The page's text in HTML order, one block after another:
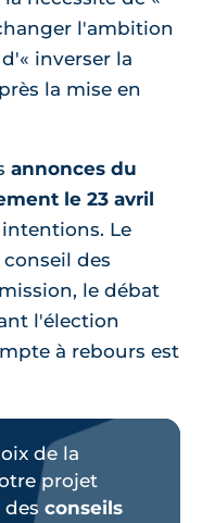
l'ambition
inverser la
la mise en
annonces du
le 23 avril
Le
des
le débat
l'élection
à rebours est
de la
projet
conseils